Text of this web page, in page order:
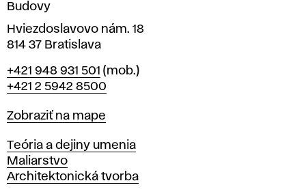
í
v
r
a
i
l
a
v
Budovy
Hviezdoslavovo nám. 18
814 37 Bratislava
Telefón
+421 948 931 501 (mob.)
+421 2 5942 8500
Mapa
Zobraziť na mape
Katedry
Teória a dejiny umenia
Maliarstvo
Architektonická tvorba